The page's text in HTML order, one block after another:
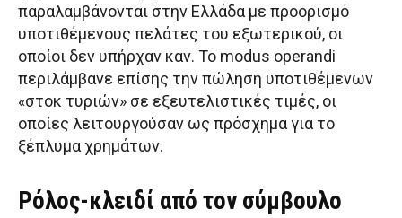
παραλαμβάνονται στην Ελλάδα με προορισμό
υποτιθέμενους πελάτες του εξωτερικού, οι
οποίοι δεν υπήρχαν καν. Το modus operandi
περιλάμβανε επίσης την πώληση υποτιθέμενων
«στοκ τυριών» σε εξευτελιστικές τιμές, οι
οποίες λειτουργούσαν ως πρόσχημα για το
ξέπλυμα χρημάτων.
Ρόλος-κλειδί από τον σύμβουλο